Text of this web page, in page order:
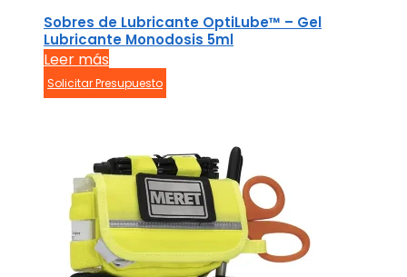
Sobres de Lubricante OptiLube™ – Gel
Lubricante Monodosis 5ml
Leer más
Solicitar Presupuesto